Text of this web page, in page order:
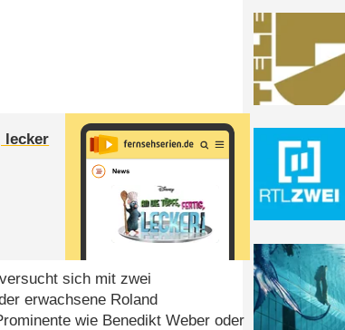
lecker
sich mit zwei
erwachsene Roland
wie Benedikt Weber oder